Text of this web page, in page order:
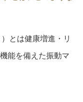
とは健康増進・リ
能を備えた振動マ